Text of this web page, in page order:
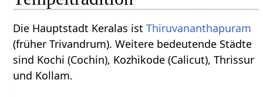
Die Hauptstadt Keralas istThiruvananthapuram
(früher Trivandrum). Weitere bedeutende Städte
sind Kochi (Cochin), Kozhikode (Calicut), Thrissur
und Kollam.